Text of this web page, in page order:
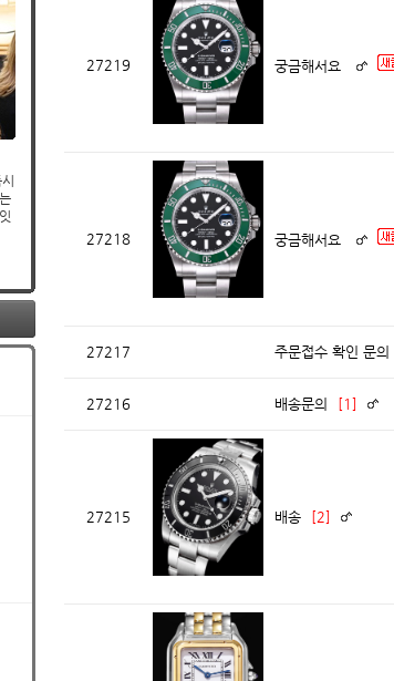
27219 궁금해서요
27218 궁금해서요
27217 주문접수 확인 문의
27216 배송문의 [1]
27215 배송 [2]